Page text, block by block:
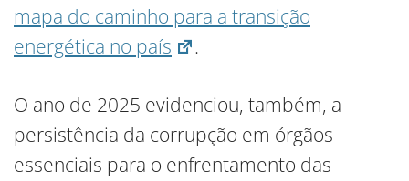
mapa do caminho para a transição
energética no país
.
O ano de 2025 evidenciou, também, a
persistência da corrupção em órgãos
essenciais para o enfrentamento das